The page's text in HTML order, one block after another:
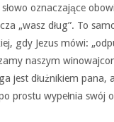
oznaczające
„wasz dług”. To
gdy Jezus mówi:
naszym
jest dłużnikiem pana,
prostu wypełnia swój